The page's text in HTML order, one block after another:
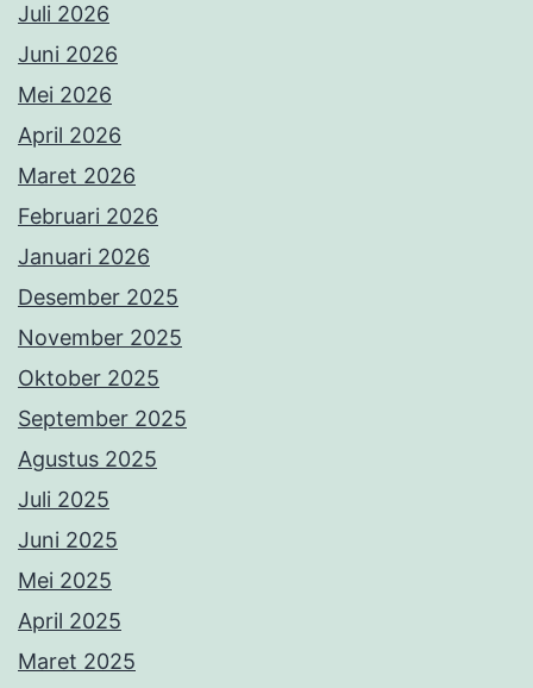
Juli 2026
Juni 2026
Mei 2026
April 2026
Maret 2026
Februari 2026
Januari 2026
Desember 2025
November 2025
Oktober 2025
September 2025
Agustus 2025
Juli 2025
Juni 2025
Mei 2025
April 2025
Maret 2025